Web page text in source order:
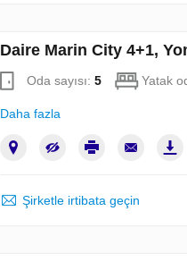
Daire Marin City 4+1,
Oda sayısı: 5 Yatak
Daha fazla
Şirketle irtibata geçin